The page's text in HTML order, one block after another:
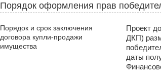
Порядок оформления прав
Порядок и срок заключения
договора купли-продажи
имущества
Проект
ДКП)
даты